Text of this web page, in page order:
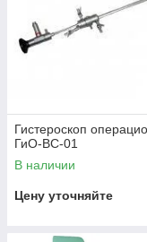
Гистероскоп
ГиО-ВС-01
В наличии
Цену уточняйте